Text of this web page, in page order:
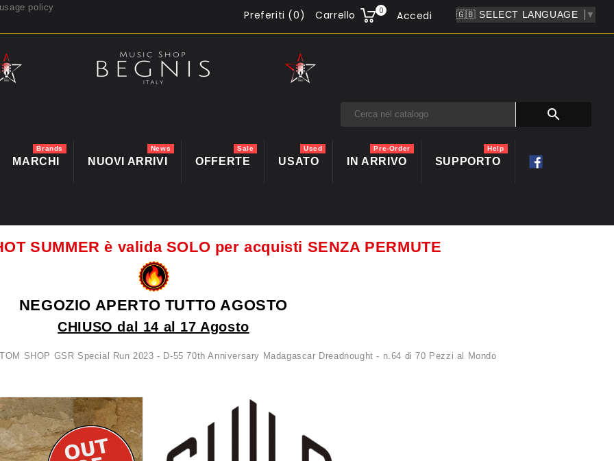
policy
Preferiti (0) Carrello 0 ▼
Accedi

MARCHI
Brands
NUOVI ARRIVI
News
OFFERTE
Sale
USATO
Used
IN ARRIVO
Pre-Order
SUPPORTO
Help
SUMMER è valida SOLO per acquisti SENZA PERMUTE
NEGOZIO APERTO TUTTO AGOSTO
CHIUSO dal 14 al 17 Agosto
SHOP GSR Special Run 2023 - D-55 70th Anniversary Madagascar Dreadnought - n.64 di 70 Pezzi al Mondo